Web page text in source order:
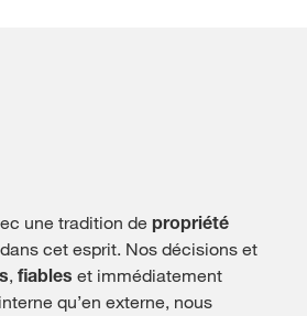
une tradition de propriété
cet esprit. Nos décisions et
, fiables et immédiatement
qu’en externe, nous